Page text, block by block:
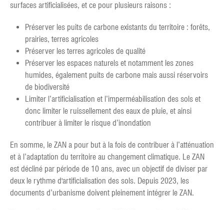
surfaces artificialisées, et ce pour plusieurs raisons :
Préserver les puits de carbone existants du territoire : forêts,
prairies, terres agricoles
Préserver les terres agricoles de qualité
Préserver les espaces naturels et notamment les zones
humides, également puits de carbone mais aussi réservoirs
de biodiversité
Limiter l’artificialisation et l’imperméabilisation des sols et
donc limiter le ruissellement des eaux de pluie, et ainsi
contribuer à limiter le risque d’inondation
En somme, le ZAN a pour but à la fois de contribuer à l’atténuation
et à l’adaptation du territoire au changement climatique. Le ZAN
est décliné par période de 10 ans, avec un objectif de diviser par
deux le rythme d'artificialisation des sols. Depuis 2023, les
documents d’urbanisme doivent pleinement intégrer le ZAN.